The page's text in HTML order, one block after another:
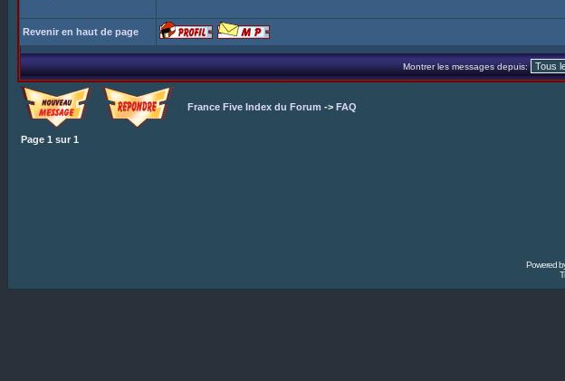
Revenir en haut de page
Montrer les messages depuis:
France Five Index du Forum -> FAQ
Page 1 sur 1
Powered